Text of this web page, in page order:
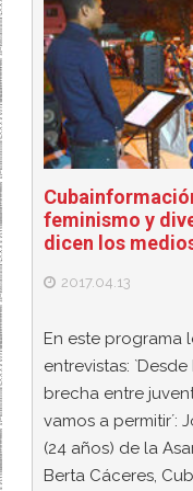
feminismo y
dicen los
2017.04.13
En este programa
entrevistas:
brecha entre
vamos a permitir´:
(24 años) de la
Berta Cáceres,